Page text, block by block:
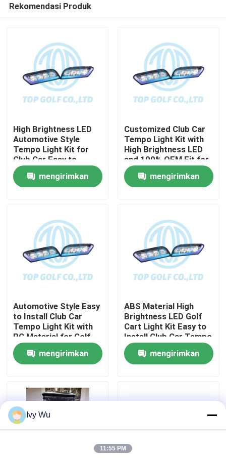
Rumah
Tentang kami
Tur Pabrik
Hubungi kami
Berita
Cermin Samping Kereta Golf
Penutup Roda Kereta Golf
Rekomendasi Produk
High Brightness LED
Automotive Style
Tempo Light Kit for
Club Car Easy to
Install Golf Cart LED
Light Kitmengirimkan
Customized Club Car
Tempo Light Kit with
High Brightness LED
and 100% OEM Fit for
Golf Cart
mengirimkan
Automotive Style Easy
to Install Club Car
Tempo Light Kit with
PC Material for Golf
Cart LED Light Kit
mengirimkan
ABS Material High
Brightness LED Golf
Cart Light Kit Easy to
Install Club Car Tempo
mengirimkan
Ivy Wu
11:55 PM